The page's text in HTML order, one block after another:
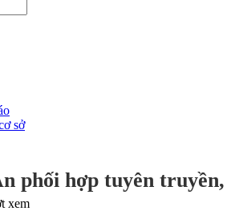
sở
phối hợp tuyên
xem